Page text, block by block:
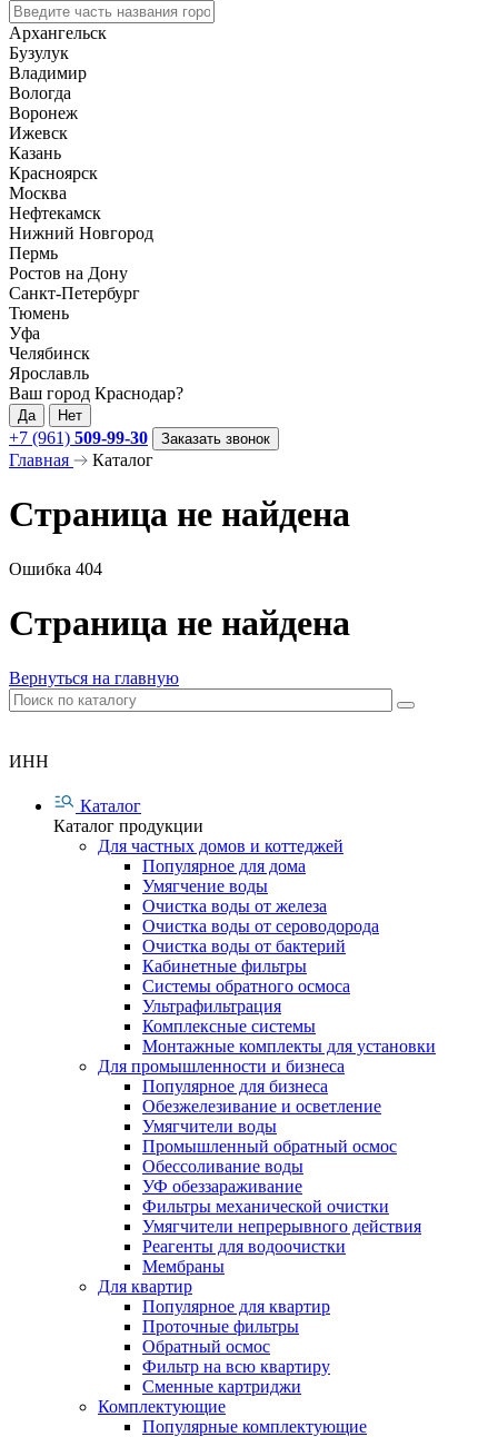
Архангельск
Бузулук
Владимир
Вологда
Воронеж
Ижевск
Казань
Красноярск
Москва
Нефтекамск
Нижний Новгород
Пермь
Ростов на Дону
Санкт-Петербург
Тюмень
Уфа
Челябинск
Ярославль
Ваш город Краснодар?
Да Нет
+7 (961) 509-99-30 Заказать звонок
Главная Каталог
Страница не найдена
Ошибка 404
Страница не найдена
Вернуться на главную
ИНН
Каталог
Каталог продукции
Для частных домов и коттеджей
Популярное для дома
Умягчение воды
Очистка воды от железа
Очистка воды от сероводорода
Очистка воды от бактерий
Кабинетные фильтры
Системы обратного осмоса
Ультрафильтрация
Комплексные системы
Монтажные комплекты для установки
Для промышленности и бизнеса
Популярное для бизнеса
Обезжелезивание и осветление
Умягчители воды
Промышленный обратный осмос
Обессоливание воды
УФ обеззараживание
Фильтры механической очистки
Умягчители непрерывного действия
Реагенты для водоочистки
Мембраны
Для квартир
Популярное для квартир
Проточные фильтры
Обратный осмос
Фильтр на всю квартиру
Сменные картриджи
Комплектующие
Популярные комплектующие